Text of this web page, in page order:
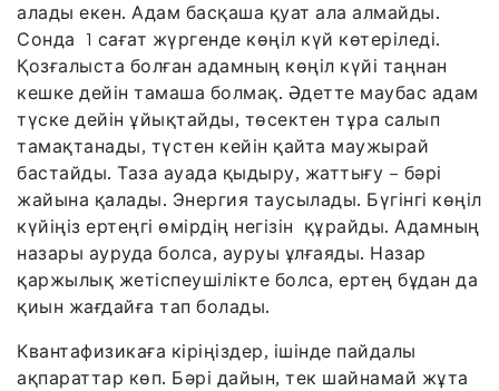
алады екен. Адам басқаша қуат ала алмайды.
Сонда 1 сағат жүргенде көңіл күй көтеріледі.
Қозғалыста болған адамның көңіл күйі таңнан
кешке дейін тамаша болмақ. Әдетте маубас адам
түске дейін ұйықтайды, төсектен тұра салып
тамақтанады, түстен кейін қайта маужырай
бастайды. Таза ауада қыдыру, жаттығу – бәрі
жайына қалады. Энергия таусылады. Бүгінгі көңіл
күйіңіз ертеңгі өмірдің негізін құрайды. Адамның
назары ауруда болса, ауруы ұлғаяды. Назар
қаржылық жетіспеушілікте болса, ертең бұдан да
қиын жағдайға тап болады.
Квантафизикаға кіріңіздер, ішінде пайдалы
ақпараттар көп. Бәрі дайын, тек шайнамай жұта